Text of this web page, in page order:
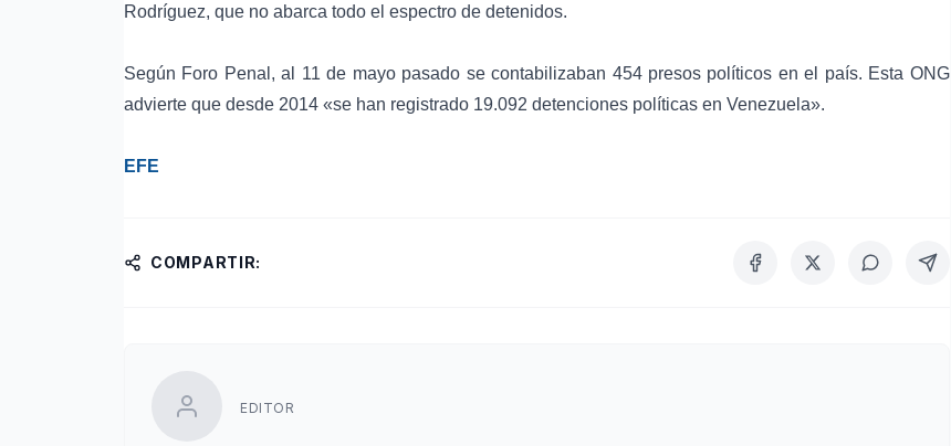
Rodríguez, que no abarca todo el espectro de detenidos.
Según Foro Penal , al 11 de mayo pasado se contabilizaban 454 presos políticos en el país. Esta ONG
advierte que desde 2014 «se han registrado 19.092 detenciones políticas en Venezuela».
EFE
COMPARTIR:
EDITOR